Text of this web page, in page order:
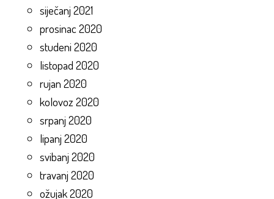
siječanj 2021
prosinac 2020
studeni 2020
listopad 2020
rujan 2020
kolovoz 2020
srpanj 2020
lipanj 2020
svibanj 2020
travanj 2020
ožujak 2020